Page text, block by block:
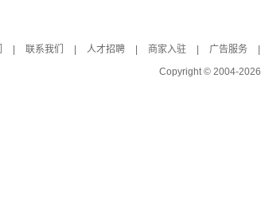
联系我们 人才招聘 商家入驻 广告服务
Copyright © 2004-2026